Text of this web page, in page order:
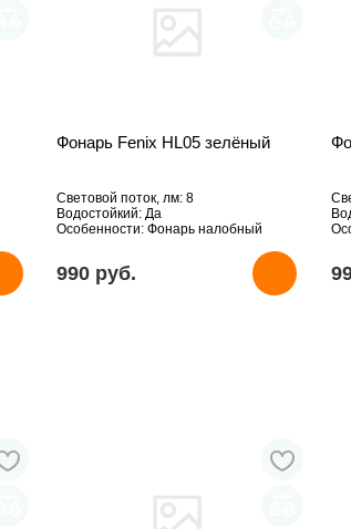
Фонарь Fenix HL05 зелёный
Световой поток, лм: 8
Водостойкий: Да
Особенности: Фонарь налобный
990 pуб.